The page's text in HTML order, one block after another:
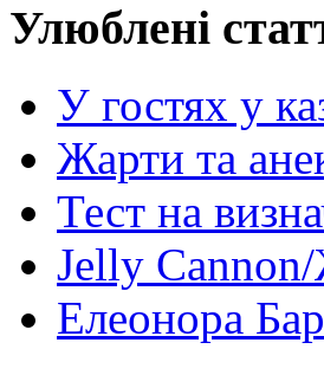
Улюблені
У гостях у
Жарти та
Тест на
Jelly
Елеонора